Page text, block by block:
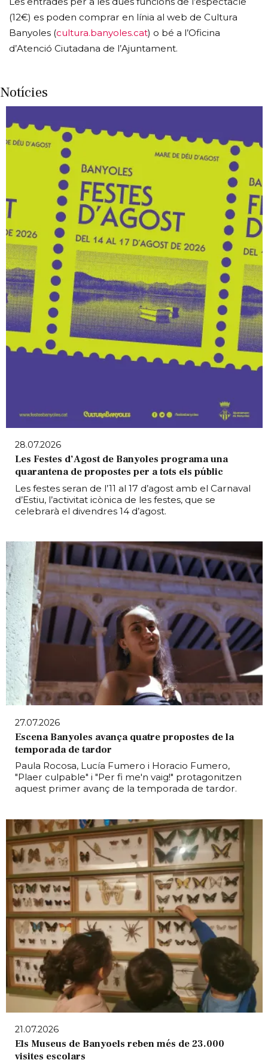
(12€) es poden comprar en línia al web de Cultura
Banyoles (cultura.banyoles.cat) o bé a l’Oficina
d’Atenció Ciutadana de l’Ajuntament.
Notícies
28.07.2026
Les Festes d’Agost de Banyoles programa una
quarantena de propostes per a tots els públic
Les festes seran de l’11 al 17 d’agost amb el Carnaval
d’Estiu, l’activitat icònica de les festes, que se
celebrarà el divendres 14 d’agost.
27.07.2026
Escena Banyoles avança quatre propostes de la
temporada de tardor
Paula Rocosa, Lucía Fumero i Horacio Fumero,
"Plaer culpable" i "Per fi me'n vaig!" protagonitzen
aquest primer avanç de la temporada de tardor.
21.07.2026
Els Museus de Banyoels reben més de 23.000
visites escolars